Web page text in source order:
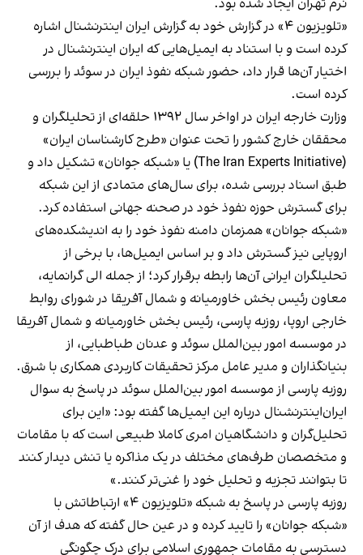
نرم تهران ایجاد شده بود.
«تلویزیون ۴» در گزارش خود به گزارش ایران اینترنشنال اشاره
کرده است و با استناد به‌ ایمیل‌هایی که ایران اینترنشنال در
اختیار آن‌ها قرار داد، حضور شبکه نفوذ ایران در سوئد را بررسی
کرده است.
وزارت خارجه ایران در اواخر سال ۱۳۹۲ حلقه‌ای از تحلیلگران و
محققان خارج کشور را تحت عنوان «طرح کارشناسان ایران»
(The Iran Experts Initiative) یا «شبکه جوانان» تشکیل داد و
طبق اسناد بررسی شده، برای سال‌های متمادی از این شبکه
برای گسترش حوزه نفوذ خود در صحنه جهانی استفاده کرد.
«شبکه جوانان» همزمان دامنه نفوذ خود را به اندیشکده‌های
اروپایی نیز گسترش داد و بر اساس ایمیل‌ها، با برخی از
تحلیلگران ایرانی آن‌ها رابطه برقرار کرد؛ از جمله الی گرانمایه،
معاون رئیس بخش خاورمیانه و شمال آفریقا در شورای روابط
خارجی اروپا، روزبه پارسی، رئیس بخش خاورمیانه و شمال آفریقا
در موسسه امور بین‌الملل سوئد و عدنان طباطبایی، از
بنیانگذاران و مدیر عامل مرکز تحقیقات کاربردی همکاری با شرق.
روزبه پارسی از موسسه امور بین‌الملل سوئد در پاسخ به سوال
ایران‌اینترنشنال درباره این ایمیل‌ها گفته بود: «این برای
تحلیل‌گران و دانشگاهیان امری کاملا طبیعی است که با مقامات
و متخصصان طرف‌های مختلف در یک مذاکره یا تنش دیدار کنند
تا بتوانند تجزیه و تحلیل خود را غنی‌تر کنند.»
روزبه پارسی در پاسخ به شبکه «تلویزیون ۴» ارتباطاتش با
«شبکه جوانان» را تایید کرده و در عین حال گفته که هدف از آن
دسترسی به مقامات جمهوری اسلامی برای درک چگونگی